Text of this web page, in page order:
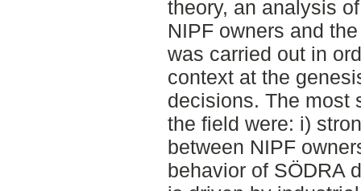
theory, an analysis
NIPF owners and
was carried out in
context at the
decisions. The most
the field were: i)
between NIPF
behavior of SÖDRA